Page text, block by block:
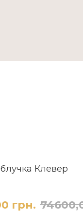
Клевер
грн.